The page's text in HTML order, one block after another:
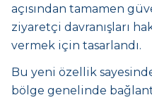
açısından tamamen
ziyaretçi davranışları
vermek için tasarlandı.
Bu yeni özellik
bölge genelinde